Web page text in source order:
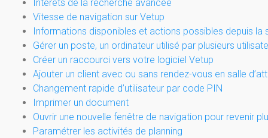
Intérêts de la recherche avancée
Vitesse de navigation sur Vetup
Informations disponibles et actions possibles depuis la
Gérer un poste, un ordinateur utilisé par plusieurs
Créer un raccourci vers votre logiciel Vetup
Ajouter un client avec ou sans rendez-vous en salle
Changement rapide d’utilisateur par code PIN
Imprimer un document
Ouvrir une nouvelle fenêtre de navigation pour revenir
Paramétrer les activités de planning